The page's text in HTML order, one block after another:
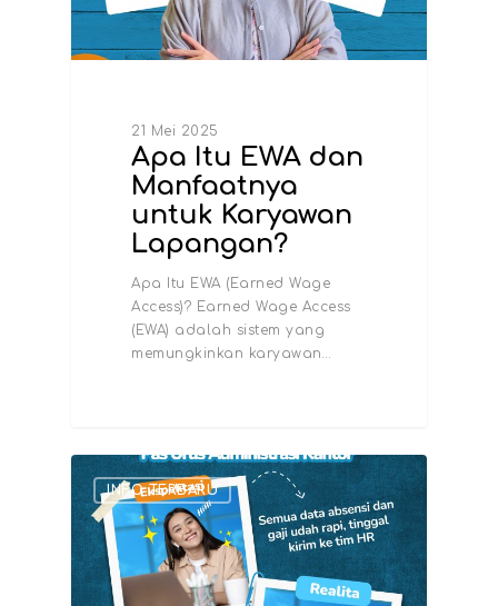
21 Mei 2025
Apa Itu EWA dan
Manfaatnya
untuk Karyawan
Lapangan?
Apa Itu EWA (Earned Wage
Access)? Earned Wage Access
(EWA) adalah sistem yang
memungkinkan karyawan…
INFO TERBARU